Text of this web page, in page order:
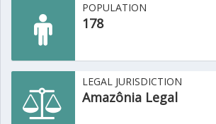
POPULATION
178
LEGAL JURISDICTION
Amazônia Legal